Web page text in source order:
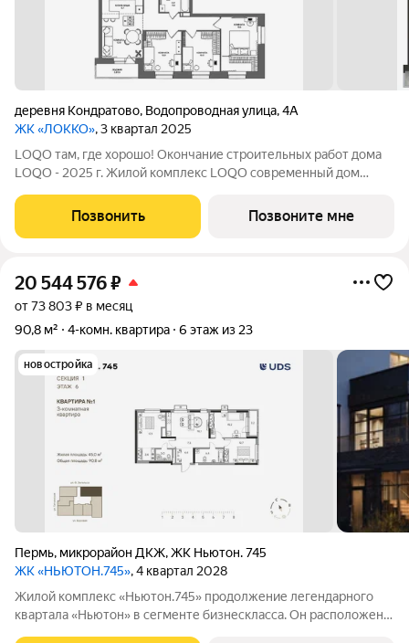
деревня Кондратово, Водопроводная улица,4А
ЖК «ЛОККО», 3 квартал 2025
LOQO там, где хорошо! Окончание строительных работ дома
LOQO - 2025 г. Жилой комплекс LOQO современный дом
близости к природе и привилегий урбанистической среды: -
Стильные архитектурные решения -
Позвонить Позвоните мне
20 544 576₽
от 73 803 ₽ в месяц
90,8 м²
4-комн. квартира 6 этаж из 23
новостройка
Пермь, микрорайон ДКЖ,ЖК Ньютон. 745
ЖК «НЬЮТОН.745», 4 квартал 2028
Жилой комплекс «Ньютон.745» продолжение легендарного
квартала «Ньютон» в сегменте бизнескласса. Он расположен в